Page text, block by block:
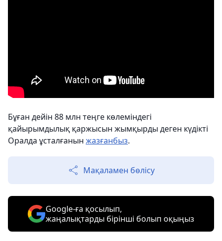
Бұған дейін 88 млн теңге көлеміндегі
қайырымдылық қаржысын жымқырды деген күдікті
Оралда ұсталғанын жазғанбыз.
Мақаламен бөлісу
Google-ға қосылып,
жаңалықтарды бірінші болып оқыңыз